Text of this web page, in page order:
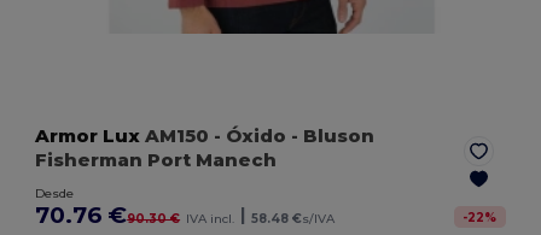
Armor Lux AM150 - Óxido - Bluson
Fisherman Port Manech
Desde
70.76 €90.30 € IVA incl. 58.48 €s/IVA -22%